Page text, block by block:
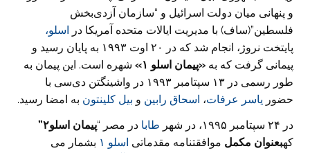
و پنهانی میان دولت اسرائیل و “سازمان آزدی‌بخش
فلسطین”(ساف) با مدیریت ایالات متحده آمریکا در اسلو،
پایتخت نروژ، انجام شد که در ۲۰ اوت ۱۹۹۳ به پایان رسید و
پیمانی گرفت که به «پیمان اسلو ۱» شهره است. این پیمان به
‌طور رسمی در ۱۳ سپتامبر ۱۹۹۳ در واشینگتن دی‌سی با
حضور یاسر عرفات، اسحاق رابین و بیل کلینتون به امضا رسید.
در ۲۴ سپتامبر ۱۹۹۵، در شهر
طابا در مصر “پیمان اسلو۲”
کهبعنوان مکمل موافقتنامه مقدماتی اسلو ۱
بشمار می